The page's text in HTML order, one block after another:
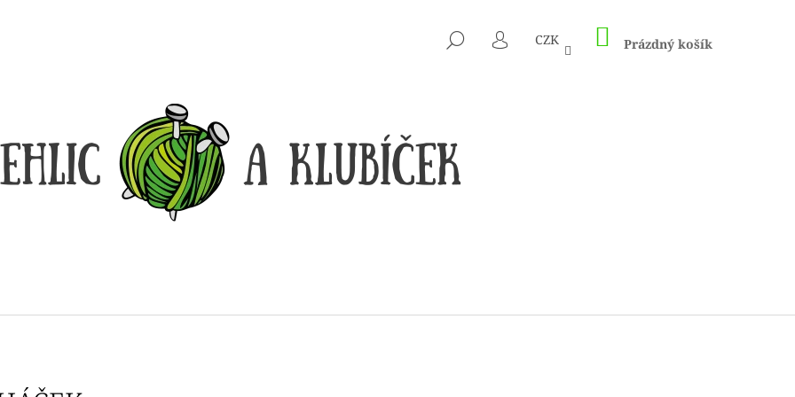
HLEDAT
PŘIHLÁŠENÍ
CZK NÁKUPNÍ
KOŠÍK
Prázdný košík
CO POTŘEBUJETE NAJÍT?
HLEDAT
K JEHLICÍM A HÁČKŮM KNIT
PRO ČERNÉ – STŘÍBRNÉ KONCOVKY